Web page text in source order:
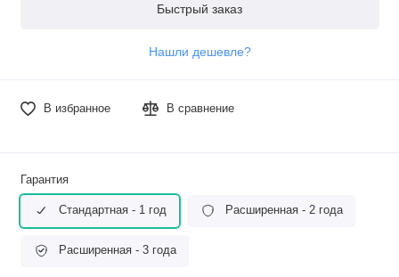
Быстрый заказ
Нашли дешевле?
В избранное В сравнение
Гарантия
Стандартная - 1 год Расширенная - 2 года
Расширенная - 3 года